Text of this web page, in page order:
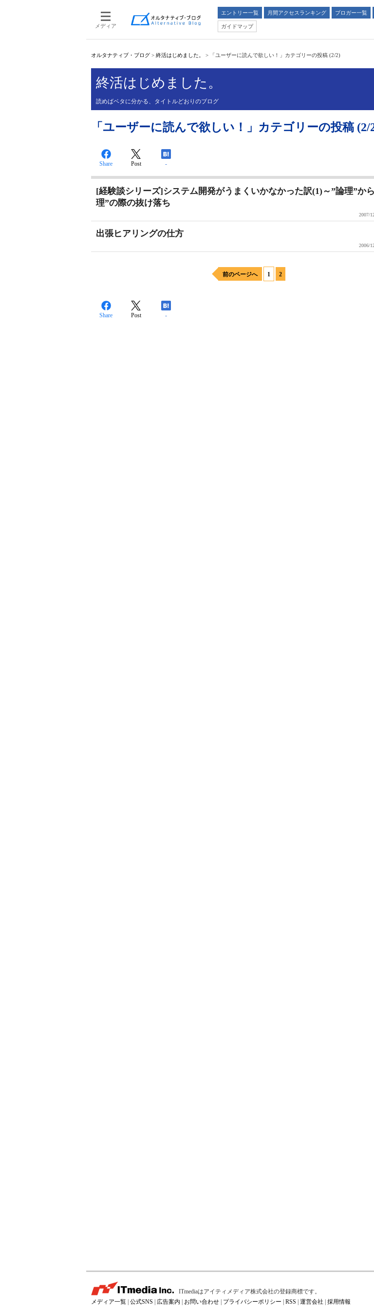
メディア
エントリー一覧 月間アクセスランキング ブロガー一覧
ガイドマップ
オルタナティブ・ブログ > 終活はじめました。 > 「ユーザーに読んで欲しい！」カテゴリーの投稿 (2/2)
終活はじめました。
読めばベタに分かる、タイトルどおりのブログ
「ユーザーに読んで欲しい！」カテゴリーの投稿 (2/
Share Post -
[経験談シリーズ]システム開発がうまくいかなかった訳(1)～”論理”か
理”の際の抜け落ち
2007/
出張ヒアリングの仕方
2006/
前のページへ 1 2
Share Post -
ITmediaはアイティメディア株式会社の登録商標です。
メディア一覧 公式SNS 広告案内 お問い合わせ プライバシーポリシー RSS 運営会社 採用情報